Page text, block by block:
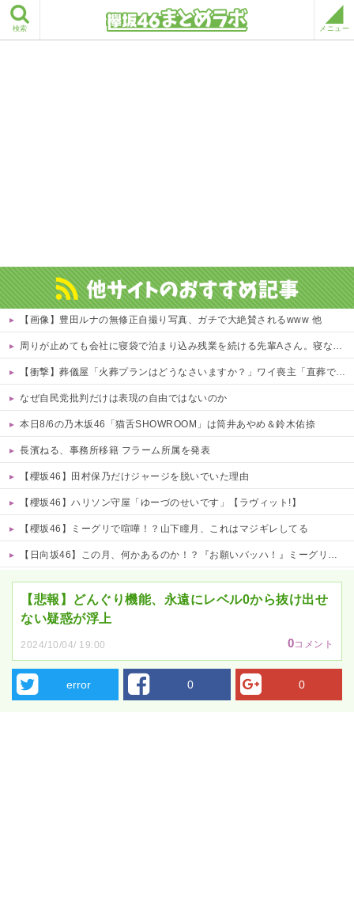
検索 メニュー
【画像】豊田ルナの無修正自撮り写真、ガチで大絶賛されるwww 他
周りが止めても会社に寝袋で泊まり込み残業を続ける先輩Aさん。寝ないように社長が椅子を変えても残る、さらに上司が帰るのを待って戻ってくる始末…そんなある日、出社すると社内が騒然としていて・・・
【衝撃】葬儀屋「火葬プランはどうなさいますか？」ワイ喪主「直葬で(即答)」→結果ァw w w w w w w w w w
なぜ自民党批判だけは表現の自由ではないのか
本日8/6の乃木坂46「猫舌SHOWROOM」は筒井あやめ＆鈴木佑捺
長濱ねる、事務所移籍 フラーム所属を発表
【櫻坂46】田村保乃だけジャージを脱いでいた理由
【櫻坂46】ハリソン守屋「ゆーづのせいです」【ラヴィット!】
【櫻坂46】ミーグリで喧嘩！？山下瞳月、これはマジギレしてる
【日向坂46】この月、何かあるのか！？『お願いバッハ！』ミーグリ日程がこちら
【悲報】どんぐり機能、永遠にレベル0から抜け出せ
ない疑惑が浮上
2024/10/04/ 19:00 0コメント
error 0 0